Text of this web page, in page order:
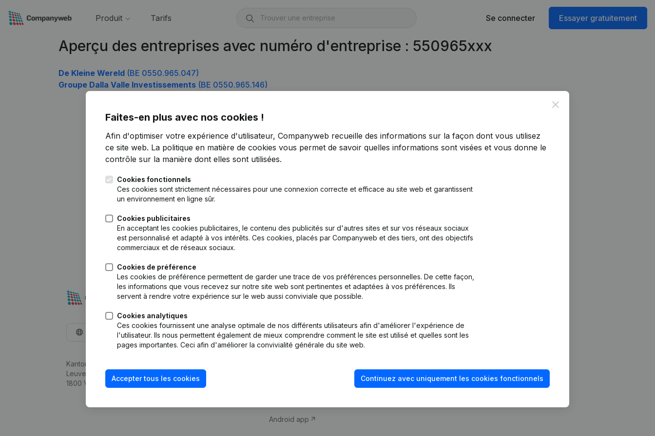
Produit Tarifs Se connecter Essayer gratuitement
Aperçu des entreprises avec numéro d'entreprise : 550965xxx
De Kleine Wereld (BE 0550.965.047)
Groupe Dalla Valle Investissements (BE 0550.965.146)
Close
Faites-en plus avec nos cookies !
Afin d'optimiser votre expérience d'utilisateur, Companyweb recueille des informations sur la façon dont vous utilisez
ce site web. La politique en matière de cookies vous permet de savoir quelles informations sont visées et vous donne le
contrôle sur la manière dont elles sont utilisées.
Cookies fonctionnels
Ces cookies sont strictement nécessaires pour une connexion correcte et efficace au site web et garantissent
un environnement en ligne sûr.
Cookies publicitaires
En acceptant les cookies publicitaires, le contenu des publicités sur d'autres sites et sur vos réseaux sociaux
est personnalisé et adapté à vos intérêts. Ces cookies, placés par Companyweb et des tiers, ont des objectifs
commerciaux et de réseaux sociaux.
Cookies de préférence
Les cookies de préférence permettent de garder une trace de vos préférences personnelles. De cette façon,
les informations que vous recevez sur notre site web sont pertinentes et adaptées à vos préférences. Ils
servent à rendre votre expérience sur le web aussi conviviale que possible.
Cookies analytiques
Ces cookies fournissent une analyse optimale de nos différents utilisateurs afin d'améliorer l'expérience de
l'utilisateur. Ils nous permettent également de mieux comprendre comment le site est utilisé et quelles sont les
pages importantes. Ceci afin d'améliorer la convivialité générale du site web.
Accepter tous les cookies Continuez avec uniquement les cookies fonctionnels
Français
Kantorenpark Everest
Leuvensesteenweg 248D,
1800 Vilvoorde
Produit
d’entreprise
Monitoring
Android app
fraude
Consulter des comptes annuels
Vérification de la solvabilité